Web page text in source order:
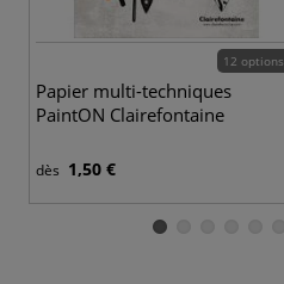
12 options
Papier multi-techniques
PaintON Clairefontaine
dès 1,50 €